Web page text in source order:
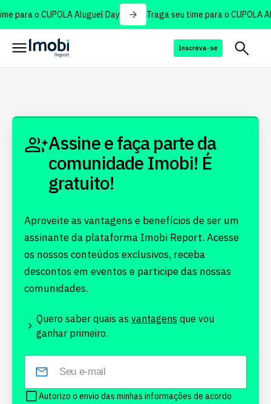
para o CUPOLA Aluguel Day Traga seu time para o CUPOLA
Inscreva-se
Assine e faça parte da
comunidade Imobi! É
gratuito!
Aproveite as vantagens e benefícios de ser um
assinante da plataforma Imobi Report. Acesse
os nossos conteúdos exclusivos, receba
descontos em eventos e participe das nossas
comunidades.
Quero saber quais as vantagens que vou
ganhar primeiro.
Autorizo o envio das minhas informações de acordo